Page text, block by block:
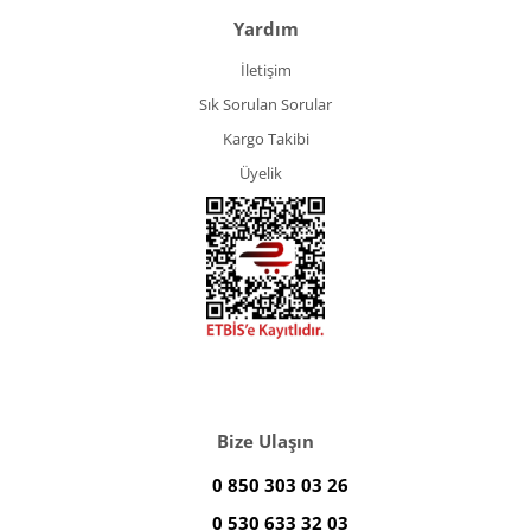
Yardım
İletişim
Sık Sorulan Sorular
Kargo Takibi
Üyelik
Bize Ulaşın
0 850 303 03 26
0 530 633 32 03